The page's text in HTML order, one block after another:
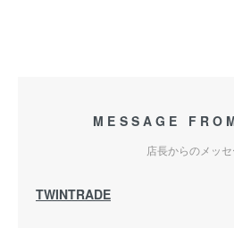
MESSAGE
店長からのメッ
TWINTRADE